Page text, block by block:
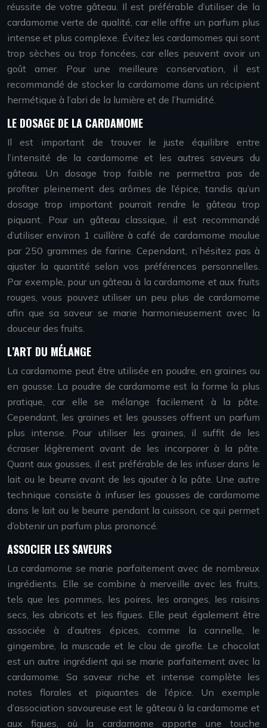
réussite de votre gâteau. Il est préférable d’utiliser de la
cardamome verte de qualité, car elle offre un parfum plus
intense et plus complexe. Évitez les cardamomes qui sont
trop sèches ou trop foncées, car elles peuvent avoir un
goût amer. Pour une meilleure conservation, il est
recommandé de stocker la cardamome dans un récipient
hermétique à l’abri de la lumière et de l’humidité.
LE DOSAGE DE LA CARDAMOME
Il est important de trouver le juste équilibre entre
l’intensité de la cardamome et les autres saveurs du
gâteau. Un dosage trop faible ne permettra pas de
profiter pleinement des arômes de l’épice, tandis qu’un
dosage trop important pourrait rendre le gâteau trop
piquant. Pour un gâteau classique, il est recommandé
d’utiliser environ 1 cuillère à café de cardamome moulue
par 250 grammes de farine. Cependant, n’hésitez pas à
ajuster la quantité selon vos préférences personnelles.
Par exemple, pour un gâteau à la cardamome et aux fruits
rouges, vous pouvez utiliser un peu plus de cardamome
afin que sa saveur se marie harmonieusement avec la
douceur des fruits.
L’ART DU MÉLANGE
La cardamome peut être utilisée en poudre, en graines ou
en gousse. La poudre de cardamome est la forme la plus
pratique, car elle se mélange facilement à la pâte.
Cependant, les graines et les gousses offrent un parfum
plus intense. Pour utiliser les graines, il suffit de les
écraser légèrement avant de les incorporer à la pâte.
Quant aux gousses, il est préférable de les infuser dans le
lait ou le beurre avant de les ajouter à la pâte. Une autre
technique consiste à infuser les gousses de cardamome
dans le lait ou le beurre pendant la cuisson, ce qui permet
d’obtenir un parfum plus prononcé.
ASSOCIER LES SAVEURS
La cardamome se marie parfaitement avec de nombreux
ingrédients. Elle se combine à merveille avec les fruits,
tels que les pommes, les poires, les oranges, les raisins
secs, les abricots et les figues. Elle peut également être
associée à d’autres épices, comme la cannelle, le
gingembre, la muscade et le clou de girofle. Le chocolat
est un autre ingrédient qui se marie parfaitement avec la
cardamome. Sa saveur riche et intense complète les
notes florales et piquantes de l’épice. Un exemple
d’association savoureuse est le gâteau à la cardamome et
aux figues, où la cardamome apporte une touche